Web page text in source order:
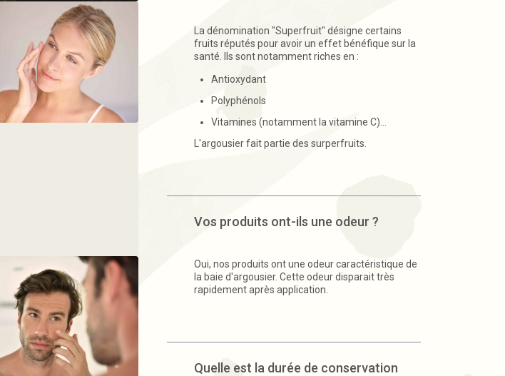
La dénomination "Superfruit" désigne certains
fruits réputés pour avoir un effet bénéfique sur la
santé. Ils sont notamment riches en :
Antioxydant
Polyphénols
Vitamines (notamment la vitamine C)...
L'argousier fait partie des surperfruits.
Vos produits ont-ils une odeur ?
Oui, nos produits ont une odeur caractéristique de
la baie d'argousier. Cette odeur disparait très
rapidement après application.
Quelle est la durée de conservation